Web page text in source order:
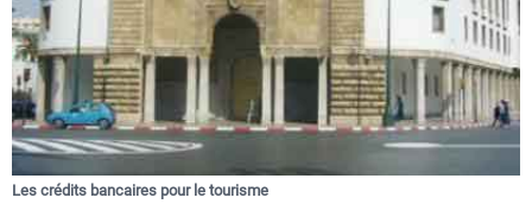
Les crédits bancaires pour le tourisme